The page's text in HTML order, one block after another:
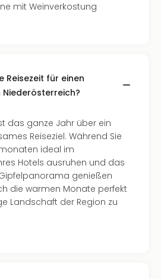
mit Weinverkostung
Reisezeit für einen
das ganze Jahr über ein
Reiseziel. Während Sie
ideal im
Hotels ausruhen und das
genießen
die warmen Monate perfekt
Landschaft der Region zu